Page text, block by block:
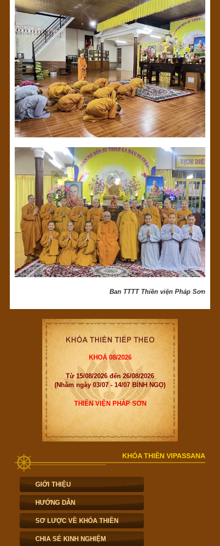
Ban TTTT Thiền viện Pháp Sơn
KHOÁ 08/2026
Từ 15/08/2026 đến 26/08/2026
(Nhằm ngày 03/07 - 14/07 BÍNH NGỌ)
THIỀN VIỆN PHÁP SƠN
KHÓA THIỀN VIPASSANA
GIỚI THIỆU
HƯỚNG DẪN
SƠ LƯỢC VỀ KHÓA THIỀN
CHIA SẺ KINH NGHIỆM